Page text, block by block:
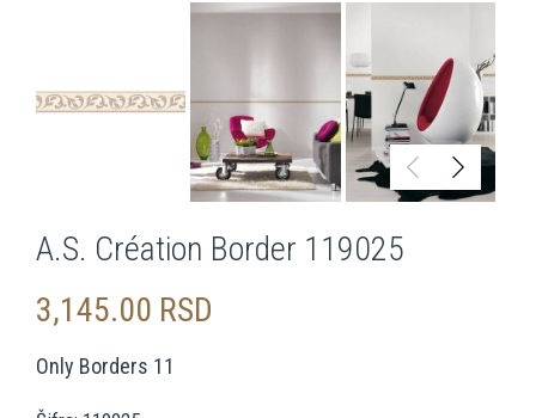
A.S. Création Border 119025
3,145.00 RSD
Only Borders 11